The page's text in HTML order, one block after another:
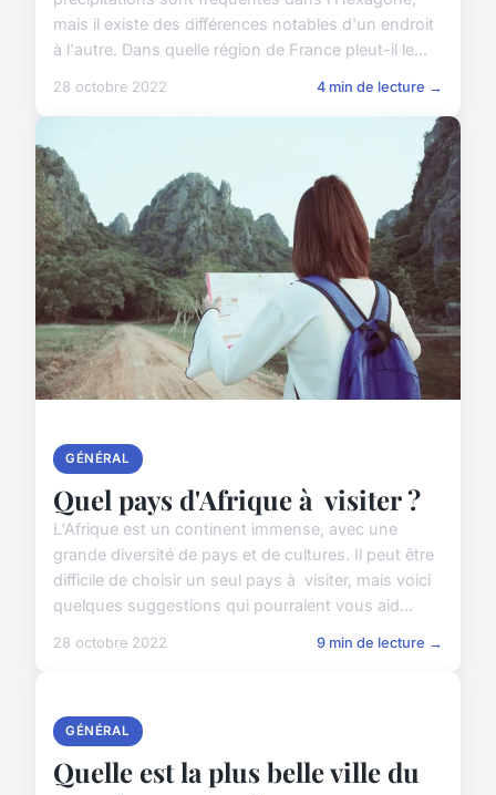
mais il existe des différences notables d'un endroit
à l'autre. Dans quelle région de France pleut-il le...
28 octobre 2022 4 min de lecture →
GÉNÉRAL
Quel pays d'Afrique à visiter ?
L'Afrique est un continent immense, avec une
grande diversité de pays et de cultures. Il peut être
difficile de choisir un seul pays à visiter, mais voici
quelques suggestions qui pourraient vous aid...
28 octobre 2022 9 min de lecture →
GÉNÉRAL
Quelle est la plus belle ville du